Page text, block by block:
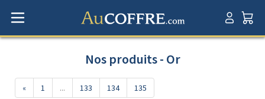
Nos produits - Or
« 1 ... 133 134 135